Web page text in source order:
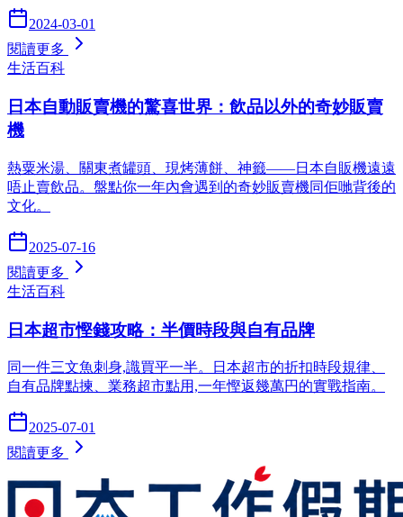
2024-03-01
閱讀更多
生活百科
日本自動販賣機的驚喜世界：飲品以外的奇妙販賣
機
熱粟米湯、關東煮罐頭、現烤薄餅、神籤——日本自販機遠遠
唔止賣飲品。盤點你一年內會遇到的奇妙販賣機同佢哋背後的
文化。
2025-07-16
閱讀更多
生活百科
日本超市慳錢攻略：半價時段與自有品牌
同一件三文魚刺身,識買平一半。日本超市的折扣時段規律、
自有品牌點揀、業務超市點用,一年慳返幾萬円的實戰指南。
2025-07-01
閱讀更多